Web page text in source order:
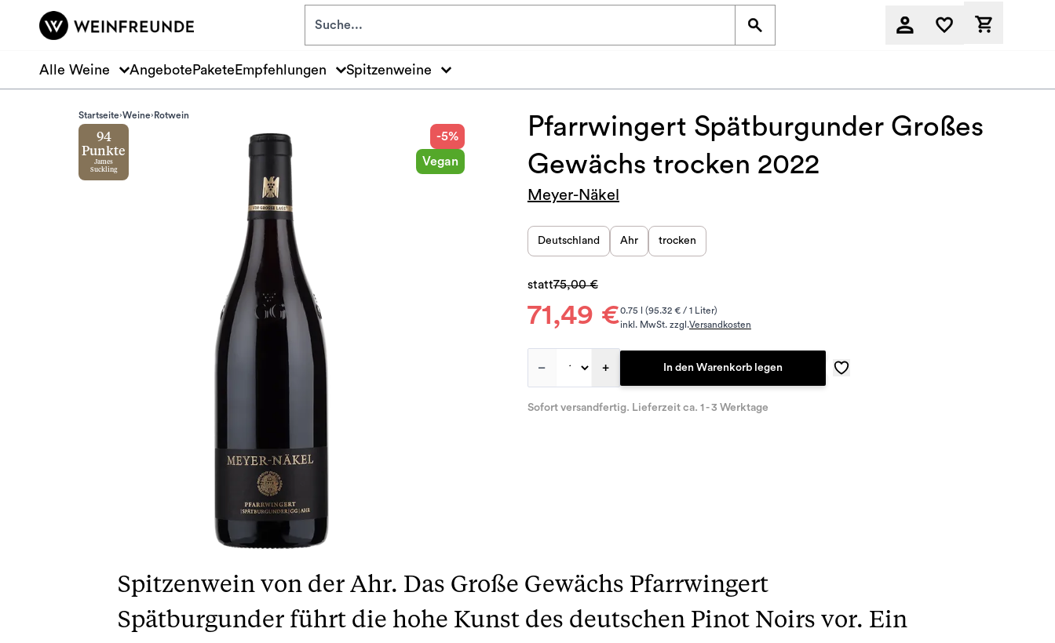
Zum Hauptinhalt springen
Alle Weine Angebote Pakete Empfehlungen Spitzenweine
Startseite Weine Rotwein
94
Punkte
James
Suckling
-5%
Vegan
Pfarrwingert Spätburgunder Großes
Gewächs trocken 2022
Meyer-Näkel
Deutschland Ahr trocken
71,49 €
statt75,00 €
0.75 l (95.32 € / 1 Liter)
inkl. MwSt. zzgl.Versandkosten
– + In den Warenkorb legen
Sofort versandfertig. Lieferzeit ca. 1 - 3 Werktage
Spitzenwein von der Ahr. Das Große Gewächs Pfarrwingert
Spätburgunder führt die hohe Kunst des deutschen Pinot Noirs vor. Ein